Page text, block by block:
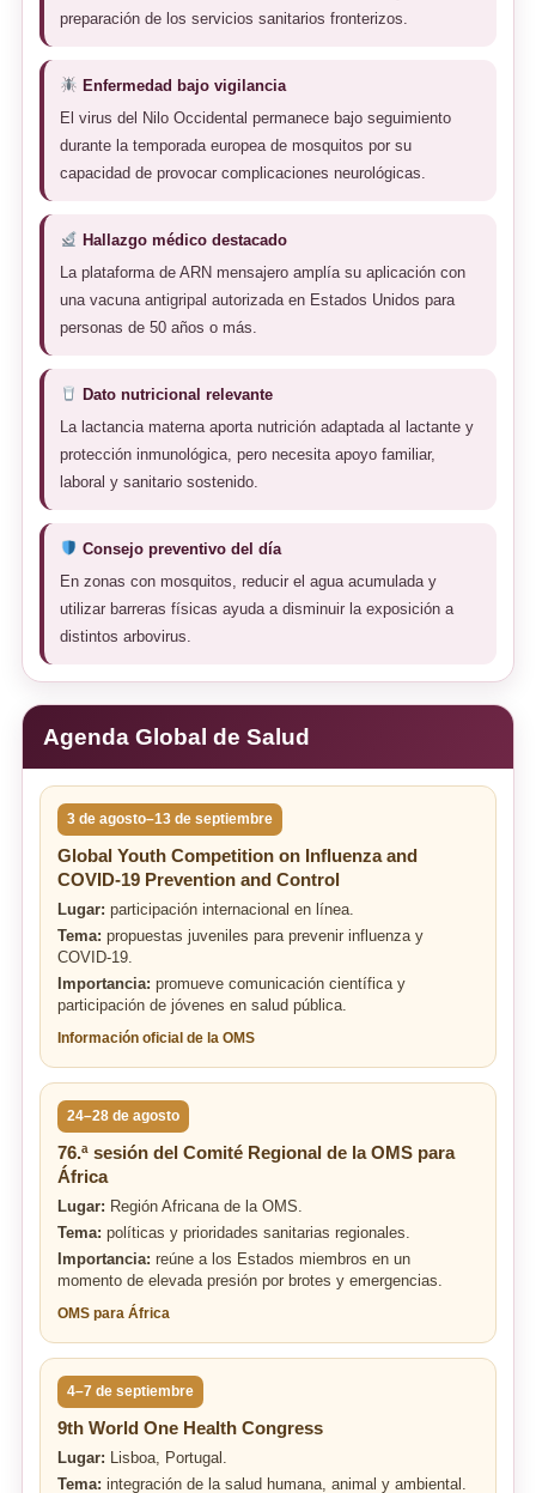
preparación de los servicios sanitarios fronterizos.
Enfermedad bajo vigilancia
El virus del Nilo Occidental permanece bajo seguimiento
durante la temporada europea de mosquitos por su
capacidad de provocar complicaciones neurológicas.
Hallazgo médico destacado
La plataforma de ARN mensajero amplía su aplicación con
una vacuna antigripal autorizada en Estados Unidos para
personas de 50 años o más.
Dato nutricional relevante
La lactancia materna aporta nutrición adaptada al lactante y
protección inmunológica, pero necesita apoyo familiar,
laboral y sanitario sostenido.
Consejo preventivo del día
En zonas con mosquitos, reducir el agua acumulada y
utilizar barreras físicas ayuda a disminuir la exposición a
distintos arbovirus.
Agenda Global de Salud
3 de agosto–13 de septiembre
Global Youth Competition on Influenza and
COVID-19 Prevention and Control
Lugar: participación internacional en línea.
Tema: propuestas juveniles para prevenir influenza y
COVID-19.
Importancia: promueve comunicación científica y
participación de jóvenes en salud pública.
Información oficial de la OMS
24–28 de agosto
76.ª sesión del Comité Regional de la OMS para
África
Lugar: Región Africana de la OMS.
Tema: políticas y prioridades sanitarias regionales.
Importancia: reúne a los Estados miembros en un
momento de elevada presión por brotes y emergencias.
OMS para África
4–7 de septiembre
9th World One Health Congress
Lugar: Lisboa, Portugal.
Tema: integración de la salud humana, animal y ambiental.